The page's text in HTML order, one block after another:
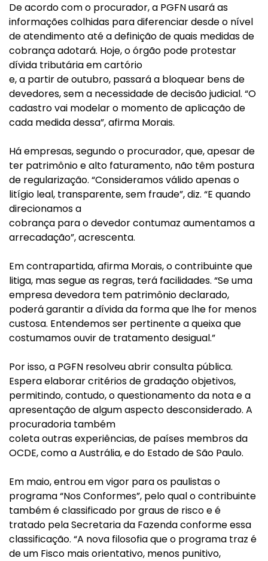
De acordo com o procurador, a PGFN usará as
informações colhidas para diferenciar desde o nível
de atendimento até a definição de quais medidas de
cobrança adotará. Hoje, o órgão pode protestar
dívida tributária em cartório
e, a partir de outubro, passará a bloquear bens de
devedores, sem a necessidade de decisão judicial. “O
cadastro vai modelar o momento de aplicação de
cada medida dessa”, afirma Morais.
Há empresas, segundo o procurador, que, apesar de
ter patrimônio e alto faturamento, não têm postura
de regularização. “Consideramos válido apenas o
litígio leal, transparente, sem fraude”, diz. “E quando
direcionamos a
cobrança para o devedor contumaz aumentamos a
arrecadação”, acrescenta.
Em contrapartida, afirma Morais, o contribuinte que
litiga, mas segue as regras, terá facilidades. “Se uma
empresa devedora tem patrimônio declarado,
poderá garantir a dívida da forma que lhe for menos
custosa. Entendemos ser pertinente a queixa que
costumamos ouvir de tratamento desigual.”
Por isso, a PGFN resolveu abrir consulta pública.
Espera elaborar critérios de gradação objetivos,
permitindo, contudo, o questionamento da nota e a
apresentação de algum aspecto desconsiderado. A
procuradoria também
coleta outras experiências, de países membros da
OCDE, como a Austrália, e do Estado de São Paulo.
Em maio, entrou em vigor para os paulistas o
programa “Nos Conformes”, pelo qual o contribuinte
também é classificado por graus de risco e é
tratado pela Secretaria da Fazenda conforme essa
classificação. “A nova filosofia que o programa traz é
de um Fisco mais orientativo, menos punitivo,